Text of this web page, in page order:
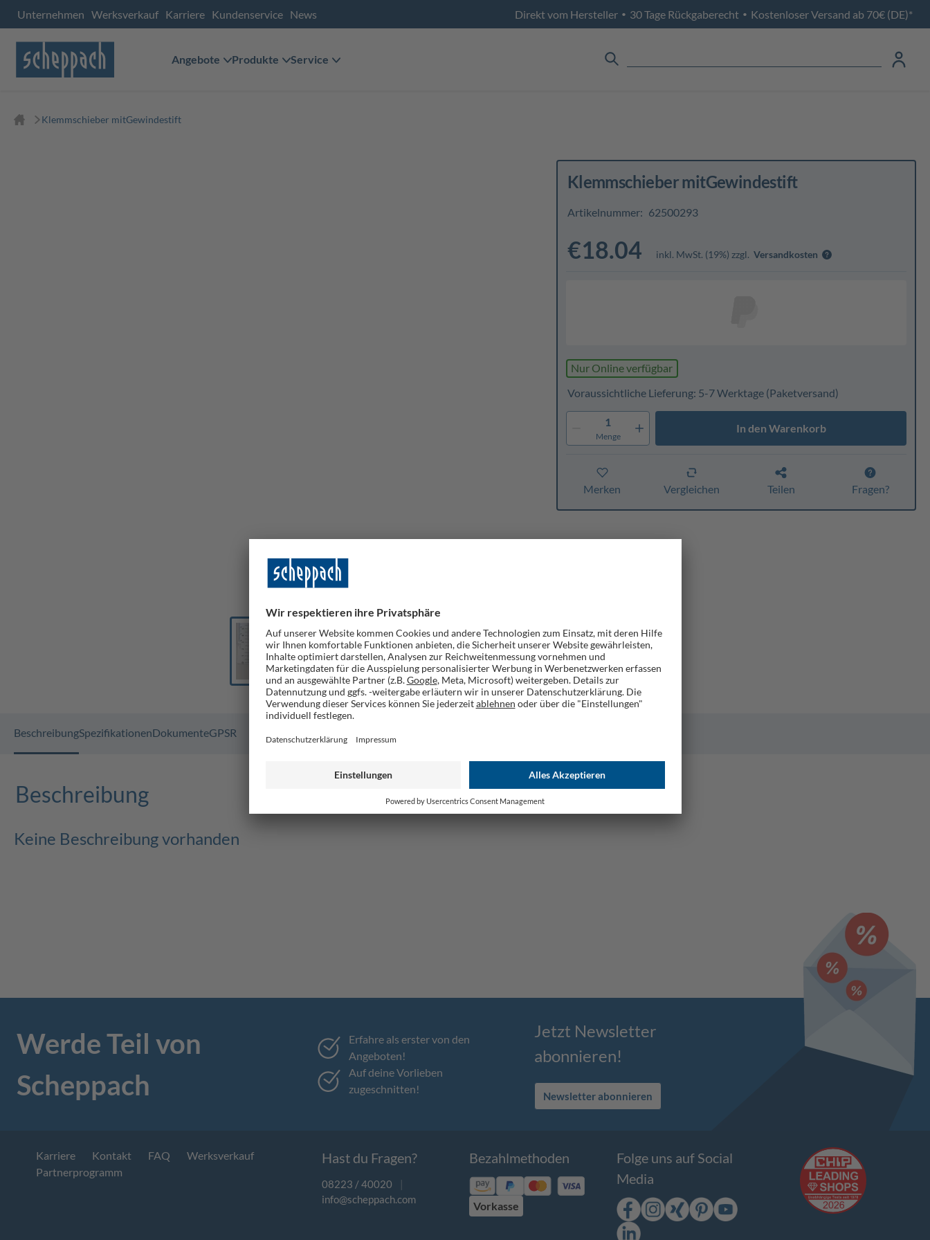
Unternehmen Werksverkauf Karriere Kundenservice News Direkt vom Hersteller • 30 Tage Rückgaberecht • Kostenloser Versand ab 70€ (DE)*
Angebote Produkte Service
Klemmschieber mitGewindestift
Klemmschieber mitGewindestift
Artikelnummer: 62500293
€18.04 inkl. MwSt. (19%) zzgl. Versandkosten
Nur Online verfügbar
Voraussichtliche Lieferung: 5-7 Werktage(Paketversand)
1
Menge
In den Warenkorb
Merken Vergleichen Teilen Fragen?
BeschreibungSpezifikationenDokumenteGPSR
Beschreibung
Keine Beschreibung vorhanden
Werde Teil von
Scheppach
Erfahre als erster von den
Angeboten!
Auf deine Vorlieben
zugeschnitten!
Jetzt Newsletter
abonnieren!
Newsletter abonnieren
Karriere Kontakt FAQ
Werksverkauf
Partnerprogramm
Hast du Fragen?
08223 / 40020
|
info@scheppach.com
Bezahlmethoden
Vorkasse
Folge uns auf Social
Media